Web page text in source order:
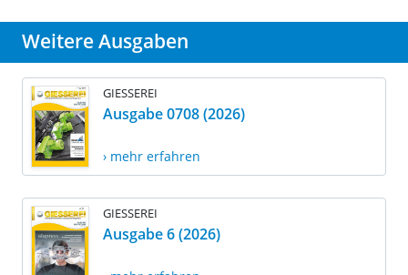
Weitere Ausgaben
GIESSEREI
Ausgabe 0708 (2026)
› mehr erfahren
GIESSEREI
Ausgabe 6 (2026)